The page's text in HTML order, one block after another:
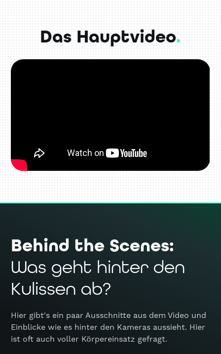
Das Hauptvideo.
Behind the Scenes:
Was geht hinter den
Kulissen ab?
Hier gibt's ein paar Ausschnitte aus dem Video und
Einblicke wie es hinter den Kameras aussieht. Hier
ist oft auch voller Körpereinsatz gefragt.